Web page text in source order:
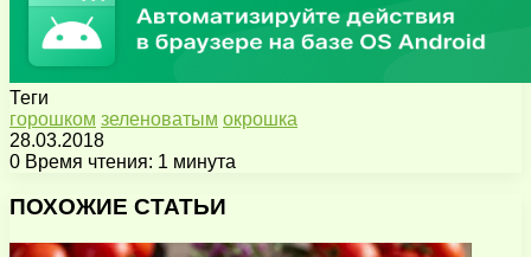
Теги
горошком зеленоватым окрошка
28.03.2018
0 Время чтения: 1 минута
через
почту
ПОХОЖИЕ СТАТЬИ